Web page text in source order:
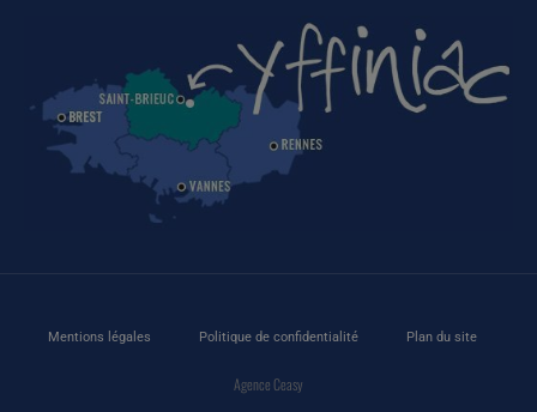
Mentions légales Politique de confidentialité Plan du site
Agence Ceasy